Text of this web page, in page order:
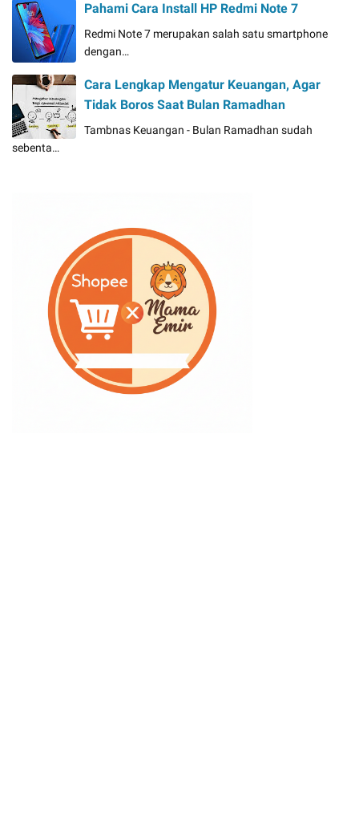
Pahami Cara Install HP Redmi Note 7
Redmi Note 7 merupakan salah satu smartphone
dengan…
Cara Lengkap Mengatur Keuangan, Agar
Tidak Boros Saat Bulan Ramadhan
Tambnas Keuangan - Bulan Ramadhan sudah
sebenta…